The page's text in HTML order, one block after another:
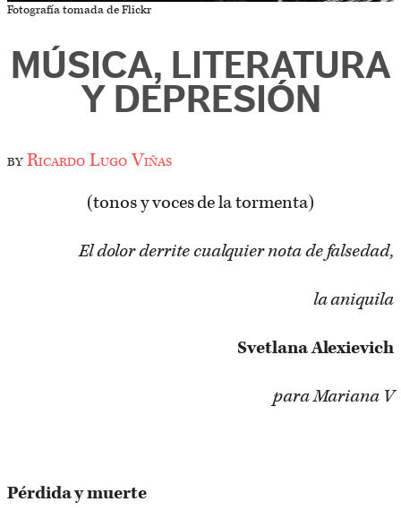
Fotografía tomada de Flickr
MÚSICA, LITERATURA
Y DEPRESIÓN
byRicardo Lugo Viñas
(tonos y voces de la tormenta)
El dolor derrite cualquier nota de falsedad,
la aniquila
Svetlana Alexievich
para Mariana V
Pérdida y muerte